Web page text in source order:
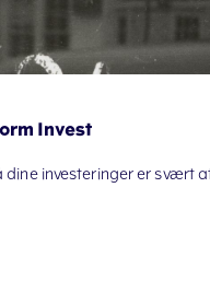
Invest
investeringer er svært